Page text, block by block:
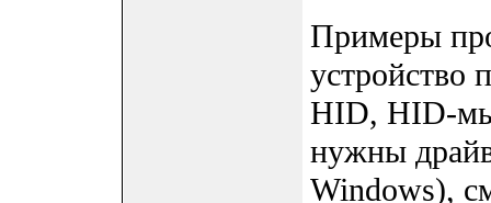
Примеры
устройство
HID, HID-
нужны
Windows),